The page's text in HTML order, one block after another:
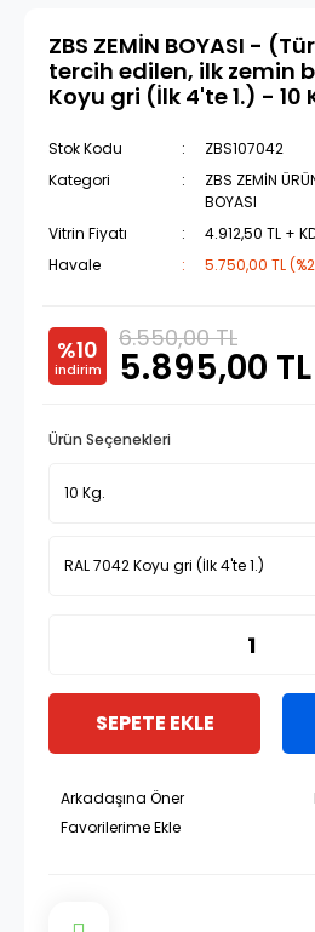
ZBS ZEMİN BOYASI -
tercih edilen, ilk zemin
Koyu gri (İlk 4'te 1.) - 10
Stok Kodu
ZBS107042
Kategori
ZBS ZEMİN
BOYASI
Vitrin Fiyatı
4.912,50 TL +
Havale
5.750,00 TL
%10
indirim
6.550,00 TL
5.895,00 TL
Ürün Seçenekleri
SEPETE EKLE
Arkadaşına Öner